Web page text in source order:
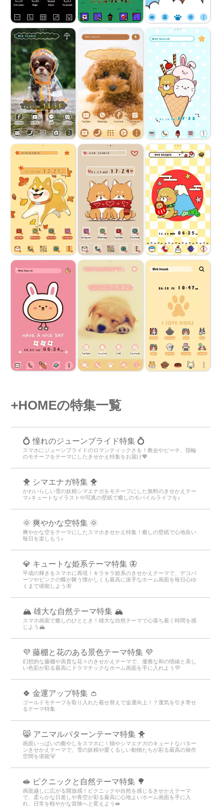
+HOMEの特集一覧
💍 憧れのジューンブライド特集 💍
スマホにジューンブライドのロマンティックさを！教会やビーチ、指輪
のモチーフをテーマにしたきせかえ特集をお届け💖
🐥 シマエナガ特集 🐥
かわいらしい雪の妖精シマエナガをモチーフにした無料のきせかえテー
マ♪キュートなイラストや写真の壁紙で癒しのモバイルライフを♪
🌞 爽やかな空特集 🌞
爽やかな空をテーマにしたスマホきせかえ特集！癒しの壁紙で心地良い
毎日を楽しもう♪
💎 キュートな姫系テーマ特集 🦋
平成の輝きをスマホに再現！キラキラ姫系のきせかえテーマで、デコパ
ーツやピンクの蝶が舞う懐かしくも最高に派手なホーム画面を毎日心ゆ
くまで堪能しよう🦋
🏔️ 雄大な自然テーマ特集 🏔️
スマホ画面で癒しのひととき！雄大な自然テーマで心落ち着く時間を感
じよう🏔️
💜 藤棚と花のある景色テーマ特集 💜
幻想的な藤棚や高貴な花々のきせかえテーマで、優雅な和の情緒と美し
い色彩が彩る最高にドラマチックなホーム画面を手に入れよう💜
🍀 金運アップ特集 👛
ゴールドモチーフを取り入れた着せ替えで金運向上！？運気を引き寄せ
るテーマ特集
😸 アニマルパターンテーマ特集 🐥
画面いっぱいの癒やしをスマホに！猫やシマエナガのキュートなパター
ンきせかえテーマで、雪の妖精や愛くるしい動物たちが彩る最高の操作
空間を堪能🐻
🥪 ピクニックと自然テーマ特集 🌳
画面越しに広がる開放感！ピクニックや自然を感じるきせかえテーマ
で、柔らかな日差しや青空が彩る最高に心地よいホーム画面を手に入
れ、日常を軽やかな冒険へと変えよう🥪